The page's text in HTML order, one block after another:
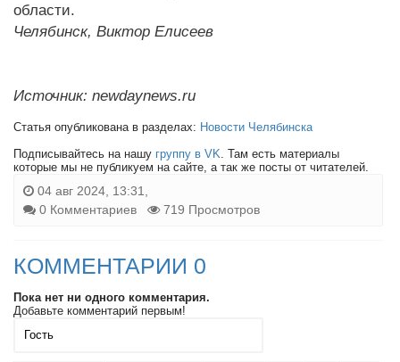
области.
Челябинск, Виктор Елисеев
Источник: newdaynews.ru
Статья опубликована в разделах: Новости Челябинска
Подписывайтесь на нашу группу в VK . Там есть материалы
которые мы не публикуем на сайте, а так же посты от читателей.
04 авг 2024, 13:31,
0 Комментариев
719 Просмотров
КОММЕНТАРИИ 0
Пока нет ни одного комментария.
Добавьте комментарий первым!